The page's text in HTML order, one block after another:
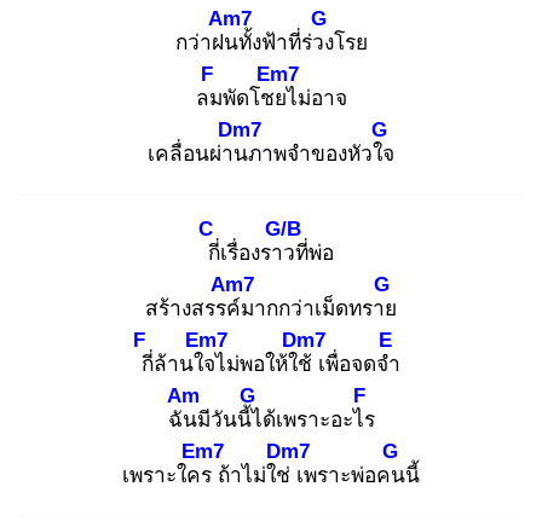
กว่าฝน
Am7
ทั้งฟ้าที่ร่วง
G
โรย
ลม
F
พัดโชย
Em7
ไม่อาจ
เคลื่อนผ่าน
Dm7
ภาพจำของหัวใจ
G
กี่
C
เรื่องราว
G/B
ที่พ่อ
สร้างสรรค์
Am7
มากกว่าเม็ดทราย
G
กี่
F
ล้านใจ
Em7
ไม่พอให้ใช้
Dm7
เพื่อจดจำ
E
ฉัน
Am
มีวันนี้ไ
G
ด้เพราะอะไร
F
เพราะใคร
Em7
ถ้าไม่ใช่
Dm7
เพราะพ่อคน
G
นี้